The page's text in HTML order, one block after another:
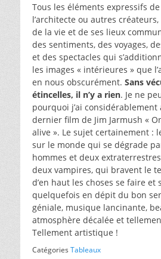
Tous les éléments expressifs de
l’architecte ou autres
de la vie et de ses lieux
des sentiments, des voyages,
et des spectacles qui
les images « intérieures » que
en nous obscurément. Sans
étincelles, il n’y a rien. Je ne
pourquoi j’ai considérablement
dernier film de Jim Jarmush «
alive ». Le sujet certainement :
sur le monde qui se dégrade
hommes et deux
deux vampires, qui bravent le
d’en haut les choses se faire et
quelquefois en dépit du bon
géniale, musique lancinante,
atmosphère décalée et
Tellement artistique !
Catégories Tableaux